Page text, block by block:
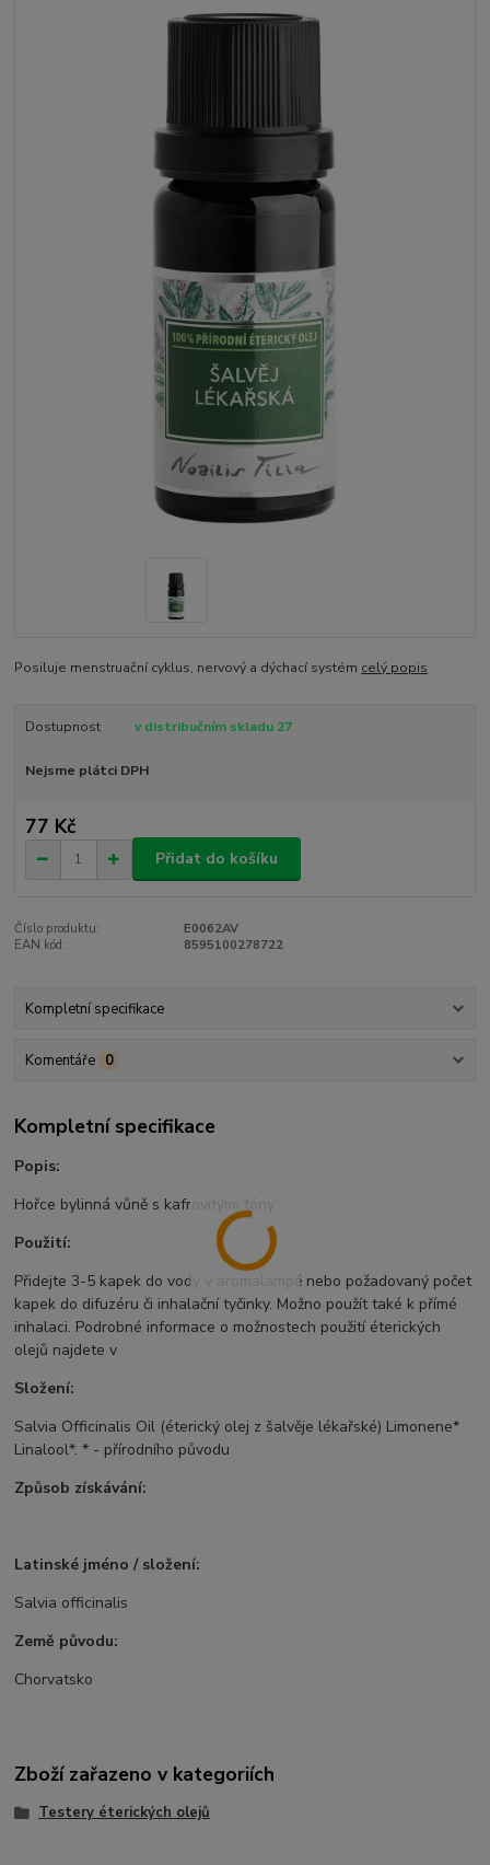
Posiluje menstruační cyklus, nervový a dýchací systém celý popis
Dostupnost v distribučním skladu 27
Nejsme plátci DPH
77 Kč
Přidat do košíku
Číslo produktu:
E0062AV
EAN kód:
8595100278722
Kompletní specifikace
Komentáře 0
Kompletní specifikace
Popis:
Hořce bylinná vůně s kafrovitými tóny.
Použití:
Přidejte 3-5 kapek do vody v aromalampě nebo požadovaný počet
kapek do difuzéru či inhalační tyčinky. Možno použít také k přímé
inhalaci. Podrobné informace o možnostech použití éterických
olejů najdete v
Složení:
Salvia Officinalis Oil (éterický olej z šalvěje lékařské) Limonene*
Linalool*. * - přírodního původu
Způsob získávání:
Latinské jméno / složení:
Salvia officinalis
Země původu:
Chorvatsko
Zboží zařazeno v kategoriích
Testery éterických olejů